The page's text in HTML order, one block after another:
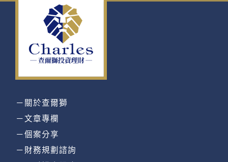
－關於查爾獅
－文章專欄
－個案分享
－財務規劃諮詢